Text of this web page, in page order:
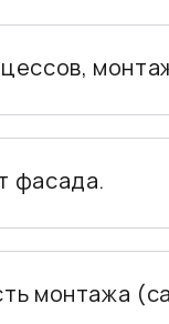
фасада.
монтажа